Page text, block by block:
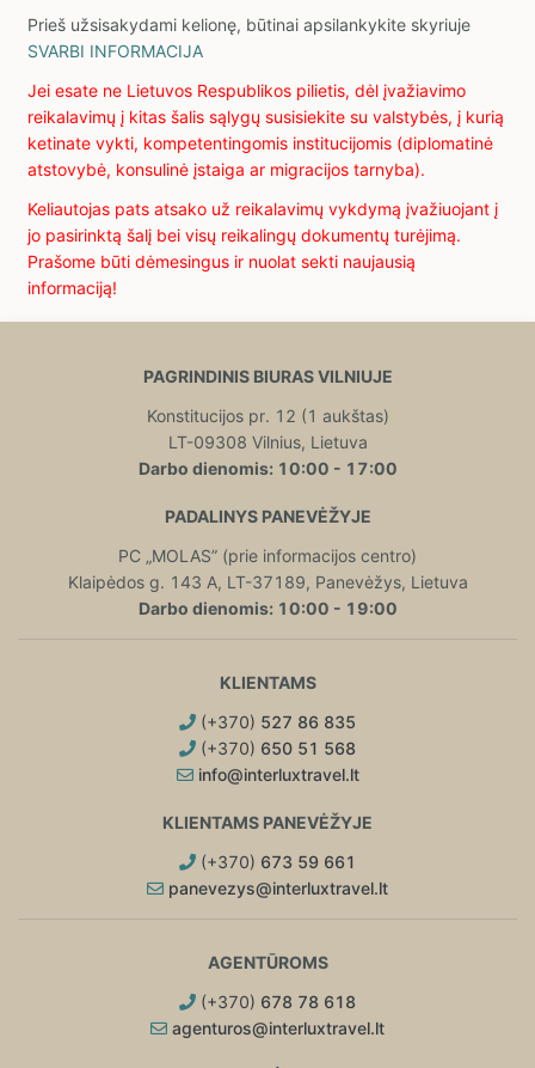
Prieš užsisakydami kelionę, būtinai apsilankykite skyriuje
SVARBI INFORMACIJA
Jei esate ne Lietuvos Respublikos pilietis, dėl įvažiavimo
reikalavimų į kitas šalis sąlygų susisiekite su valstybės, į kurią
ketinate vykti, kompetentingomis institucijomis (diplomatinė
atstovybė, konsulinė įstaiga ar migracijos tarnyba).
Keliautojas pats atsako už reikalavimų vykdymą įvažiuojant į
jo pasirinktą šalį bei visų reikalingų dokumentų turėjimą.
Prašome būti dėmesingus ir nuolat sekti naujausią
informaciją!
PAGRINDINIS BIURAS VILNIUJE
Konstitucijos pr. 12 (1 aukštas)
LT-09308 Vilnius, Lietuva
Darbo dienomis: 10:00 - 17:00
PADALINYS PANEVĖŽYJE
PC „MOLAS” (prie informacijos centro)
Klaipėdos g. 143 A, LT-37189, Panevėžys, Lietuva
Darbo dienomis: 10:00 - 19:00
KLIENTAMS
(+370) 527 86 835
(+370) 650 51 568
info@interluxtravel.lt
KLIENTAMS PANEVĖŽYJE
(+370) 673 59 661
panevezys@interluxtravel.lt
AGENTŪROMS
(+370) 678 78 618
agenturos@interluxtravel.lt